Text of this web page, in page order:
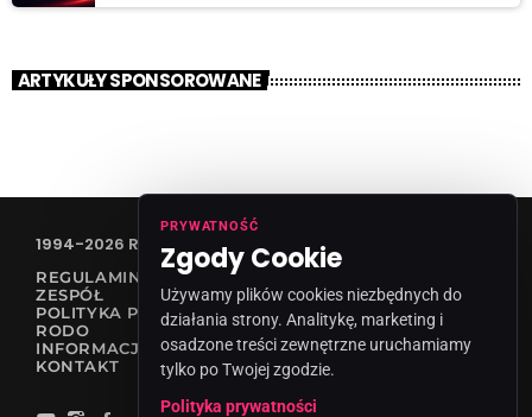
ARTYKUŁY SPONSOROWANE
1994-2026 RADIO VANESSA SPÓŁKA Z O.O
REGULAMIN KONKURSÓW
ZESPÓŁ
POLITYKA PRYWATNOŚCI
RODO
INFORMACJA O NADAWCY
KONTAKT
PRYWATNOŚĆ
Zgody Cookie
Używamy plików cookies niezbędnych do
działania strony. Analitykę, marketing i
osadzone treści zewnętrzne uruchamiamy
tylko po Twojej zgodzie.
Polityka prywatności